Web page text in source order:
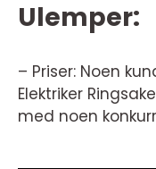
Ulemper:
– Priser: Noen
Elektriker
med noen